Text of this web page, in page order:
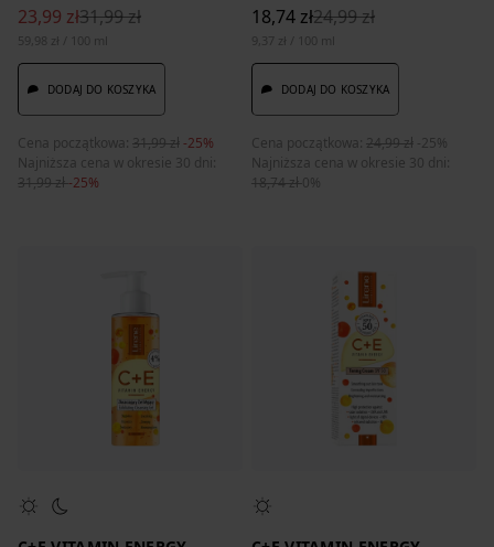
23,99 zł31,99 zł
59,98 zł / 100 ml
Cena początkowa: 31,99 zł -25%
Najniższa cena w okresie 30 dni:
31,99 zł-25%
DODAJ DO KOSZYKA
18,74 zł24,99 zł
9,37 zł / 100 ml
Cena początkowa: 24,99 zł-25%
Najniższa cena w okresie 30 dni:
18,74 zł0%
DODAJ DO KOSZYKA